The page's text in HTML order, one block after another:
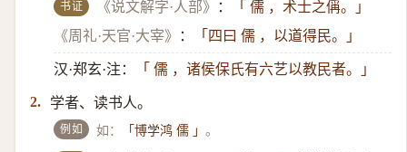
书证 《说文解字·人部》 ：
「 儒 ，术士之偁。」
《周礼·天官·大宰》
： 「四曰 儒 ，以道得民。」
汉·郑玄·注： 「 儒 ，诸侯保氏有六艺以教民者。」
2. 学者、读书人。
例如 如： 「博学鸿 儒 」。